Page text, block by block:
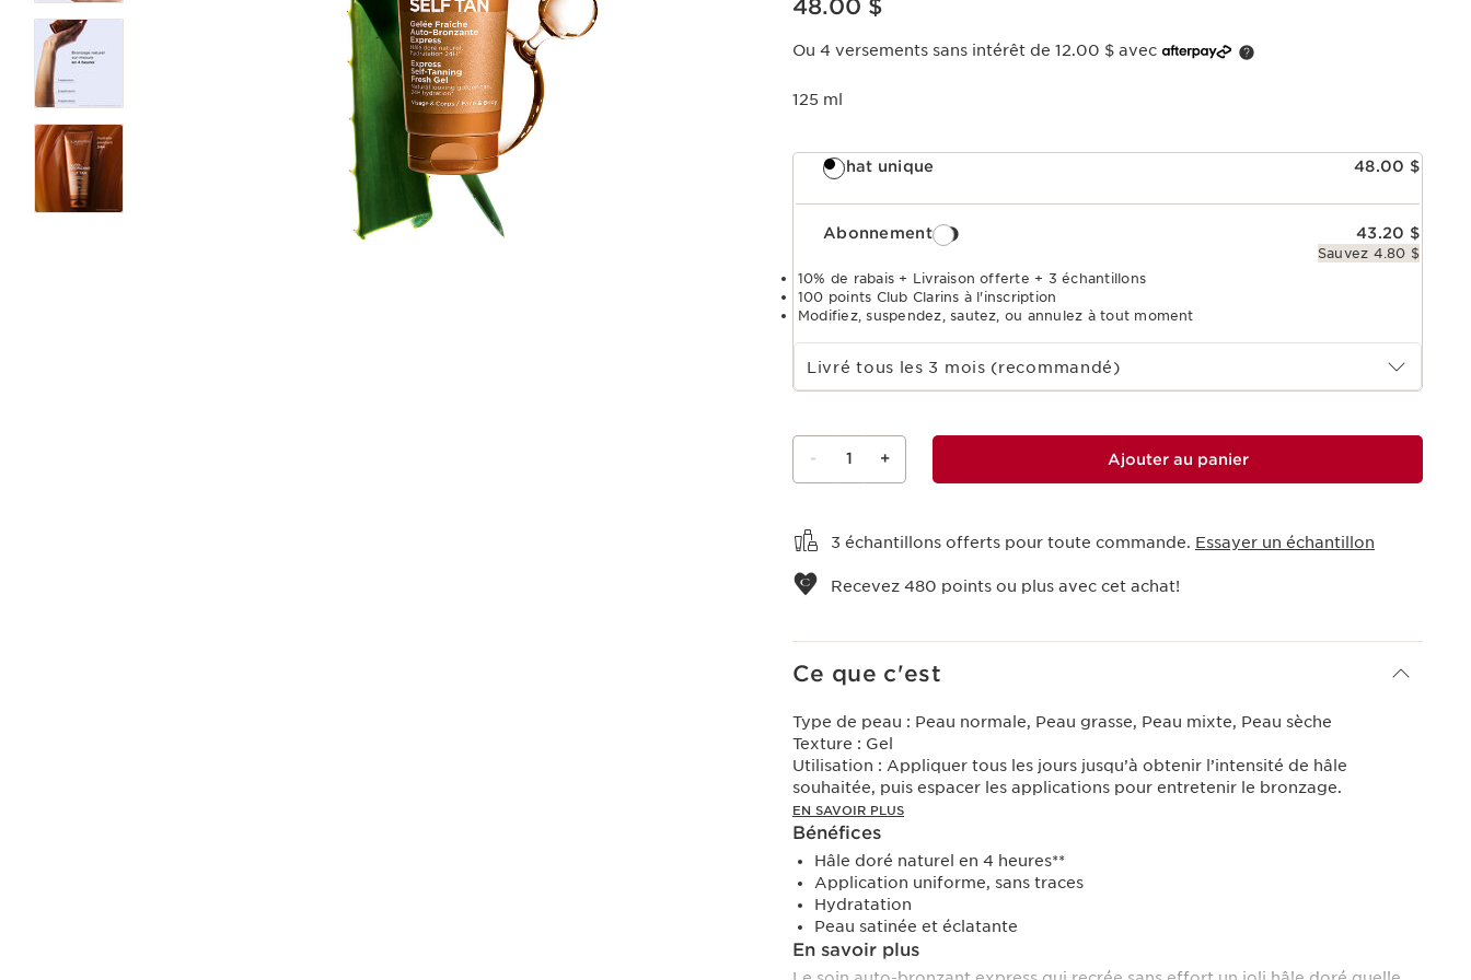
48.00 $
Ou 4 versements sans intérêt de 12.00 $ avec
125 ml
Achat unique 48.00 $
Abonnement 43.20 $
Sauvez 4.80 $
10% de rabais + Livraison offerte + 3 échantillons
100 points Club Clarins à l'inscription
Modifiez, suspendez, sautez, ou annulez à tout moment
Choisir la période d''abonnement
Livré tous les 3 mois (recommandé)
- 1 + Ajouter au panier
3 échantillons offerts pour toute commande. Essayer un échantillon
Recevez 480 points ou plus avec cet achat!
Ce que c'est
Type de peau : Peau normale, Peau grasse, Peau mixte, Peau sèche
Texture : Gel
Utilisation : Appliquer tous les jours jusqu’à obtenir l’intensité de hâle
souhaitée, puis espacer les applications pour entretenir le bronzage.
EN SAVOIR PLUS
Bénéfices
Hâle doré naturel en 4 heures**
Application uniforme, sans traces
Hydratation
Peau satinée et éclatante
En savoir plus